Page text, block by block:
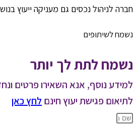
חברה לניהול נכסים גם מעניקה ייעוץ
נשמח לשיתופים
נשמח לתת לך יותר
למידע נוסף, אנא השאירו פרטים
לתיאום פגישת יעוץ חינם לחץ כאן